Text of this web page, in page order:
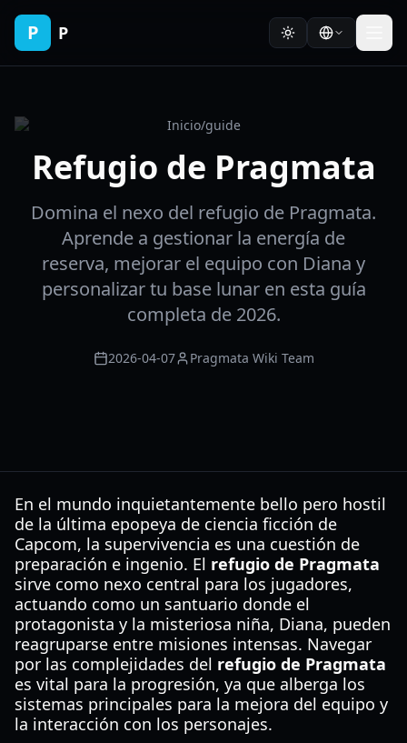
P P
Inicio/guide
Refugio de Pragmata
Domina el nexo del refugio de Pragmata.
Aprende a gestionar la energía de
reserva, mejorar el equipo con Diana y
personalizar tu base lunar en esta guía
completa de 2026.
2026-04-07 Pragmata Wiki Team
En el mundo inquietantemente bello pero hostil
de la última epopeya de ciencia ficción de
Capcom, la supervivencia es una cuestión de
preparación e ingenio. El refugio de Pragmata
sirve como nexo central para los jugadores,
actuando como un santuario donde el
protagonista y la misteriosa niña, Diana, pueden
reagruparse entre misiones intensas. Navegar
por las complejidades del refugio de Pragmata
es vital para la progresión, ya que alberga los
sistemas principales para la mejora del equipo y
la interacción con los personajes.